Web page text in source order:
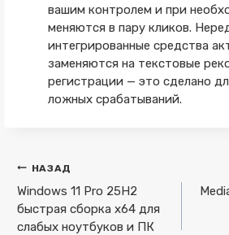
вашим контролем и при
меняются в пару кликов.
интегрированные средства
заменяются на текстовые
регистрации — это сделано
ложных срабатываний.
Навигация
по
записям
НАЗАД
Windows 11 Pro 25H2
быстрая сборка x64 для
слабых ноутбуков и ПК